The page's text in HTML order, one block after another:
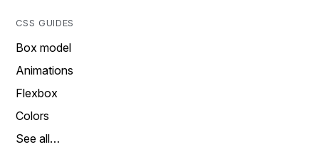
CSS GUIDES
Box model
Animations
Flexbox
Colors
See all…